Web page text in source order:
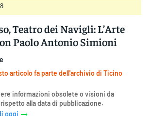
Teatro dei Navigli: L’Arte
Paolo Antonio Simioni
articolo fa parte dell'archivio di Ticino
informazioni obsolete o visioni da
alla data di pubblicazione.
oggi